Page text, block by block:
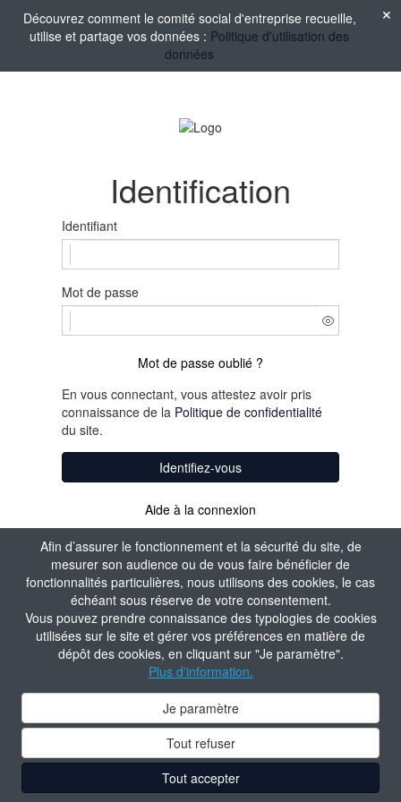
Afin d’assurer le fonctionnement et la sécurité du site, de
mesurer son audience ou de vous faire bénéficier de
fonctionnalités particulières, nous utilisons des cookies, le cas
échéant sous réserve de votre consentement.
Vous pouvez prendre connaissance des typologies de cookies
utilisées sur le site et gérer vos préférences en matière de
dépôt des cookies, en cliquant sur "Je paramètre".
Plus d'information.
Je paramètre
Tout refuser
Tout accepter
Découvrez comment le comité social d'entreprise recueille,
utilise et partage vos données : Politique d'utilisation des
données
Identification
Identifiant
Mot de passe
Mot de passe oublié ?
En vous connectant, vous attestez avoir pris
connaissance de la Politique de confidentialité
du site.
Identifiez-vous
Aide à la connexion